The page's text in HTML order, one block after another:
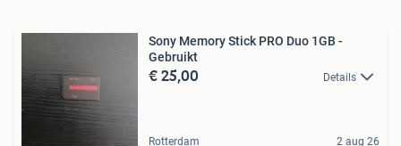
Sony Memory Stick PRO Duo 1GB -
Gebruikt
€ 25,00 Details
Rotterdam 2 aug 26